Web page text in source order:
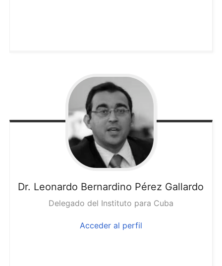
Dr. Leonardo Bernardino Pérez Gallardo
Delegado del Instituto para Cuba
Acceder al perfil